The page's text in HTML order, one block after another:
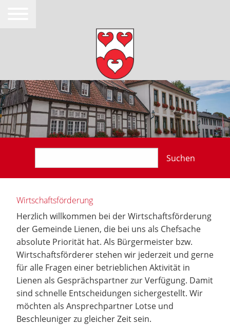
Suchen
Wirtschaftsförderung
Herzlich willkommen bei der Wirtschaftsförderung
der Gemeinde Lienen, die bei uns als Chefsache
absolute Priorität hat. Als Bürgermeister bzw.
Wirtschaftsförderer stehen wir jederzeit und gerne
für alle Fragen einer betrieblichen Aktivität in
Lienen als Gesprächspartner zur Verfügung. Damit
sind schnelle Entscheidungen sichergestellt. Wir
möchten als Ansprechpartner Lotse und
Beschleuniger zu gleicher Zeit sein.